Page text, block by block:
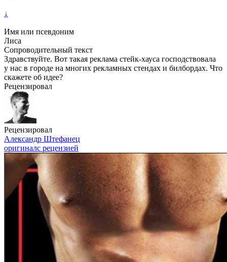
↓
Имя или псевдоним
Лиса
Сопроводительный текст
Здравствуйте. Вот такая реклама стейк-хауса господствовала
у нас в городе на многих рекламных стендах и билбордах. Что
скажете об идее?
Рецензировал
Рецензировал
Александр Штефанец
оригиналс рецензией